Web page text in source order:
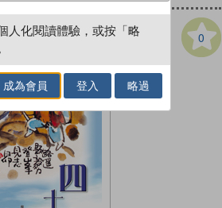
0
人化閱讀體驗，或按「略
成為會員 登入 略過